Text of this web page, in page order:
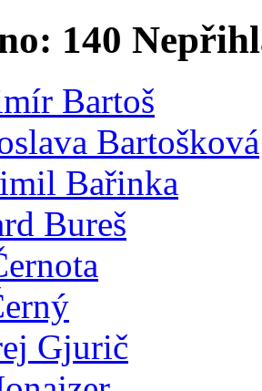
140
Bartoš
Bartošková
Bařinka
Bureš
Gjurič